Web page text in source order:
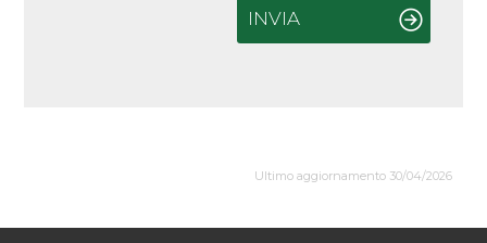
INVIA
Ultimo aggiornamento 30/04/2026